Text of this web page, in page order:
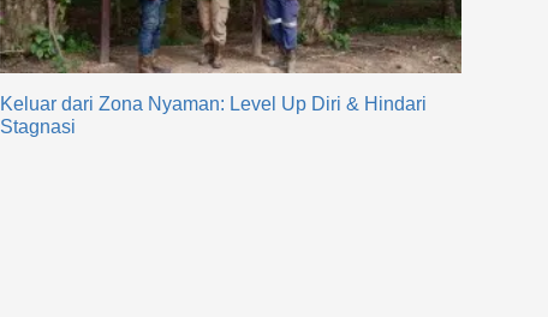
Keluar dari Zona Nyaman: Level Up Diri & Hindari
Stagnasi